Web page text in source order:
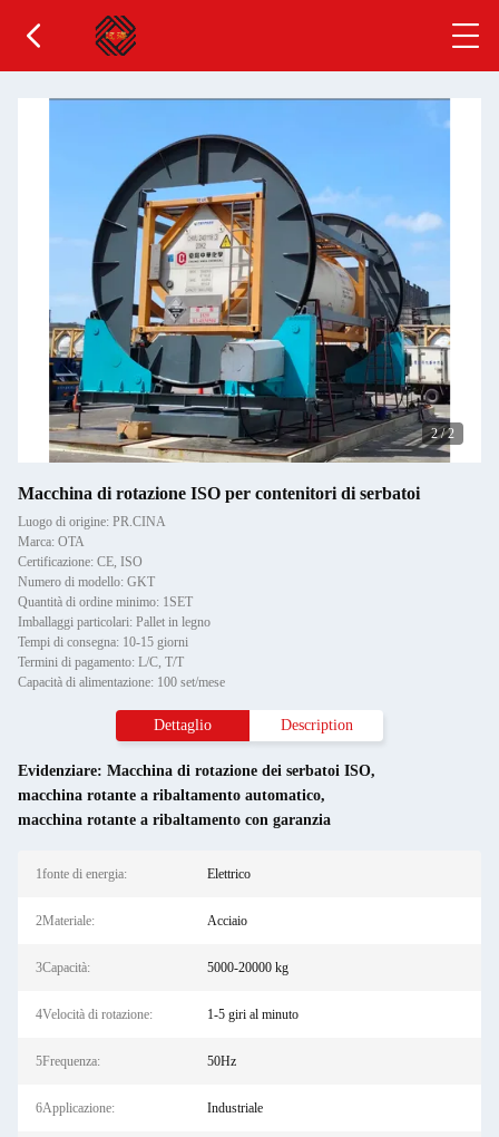
2/2
Macchina di rotazione ISO per contenitori di serbatoi
Luogo di origine: PR.CINA
Marca: OTA
Certificazione: CE, ISO
Numero di modello: GKT
Quantità di ordine minimo: 1SET
Imballaggi particolari: Pallet in legno
Tempi di consegna: 10-15 giorni
Termini di pagamento: L/C, T/T
Capacità di alimentazione: 100 set/mese
Dettaglio Description
Evidenziare: Macchina di rotazione dei serbatoi ISO,
macchina rotante a ribaltamento automatico,
macchina rotante a ribaltamento con garanzia
1fonte di energia: Elettrico
2Materiale: Acciaio
3Capacità: 5000-20000 kg
4Velocità di rotazione: 1-5 giri al minuto
5Frequenza: 50Hz
6Applicazione: Industriale